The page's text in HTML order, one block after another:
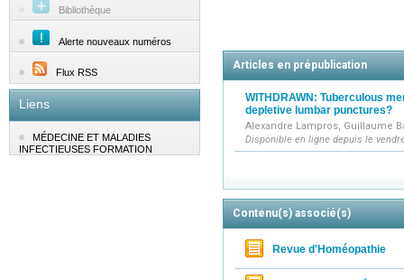
Bibliothèque
Alerte nouveaux numéros
Flux RSS
Liens
MÉDECINE ET MALADIES
INFECTIEUSES FORMATION
editor,
Infectious
Infectious
Journal
on
Articles en prépublication
WITHDRAWN: Tuberculous
depletive lumbar punctures?
Alexandre Lampros, Guillaume
Disponible en ligne depuis le
Contenu(s) associé(s)
Revue d'Homéopathie